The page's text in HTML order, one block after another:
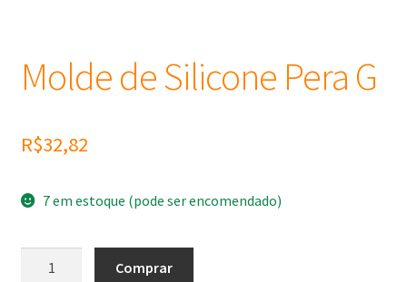
Molde de Silicone Pera G
R$32,82
7 em estoque (pode ser encomendado)
Comprar